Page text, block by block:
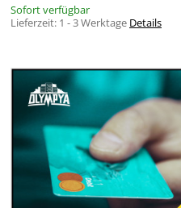
Sofort verfügbar
Lieferzeit: 1 - 3 Werktage Details